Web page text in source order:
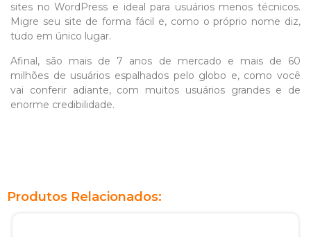
sites no WordPress e ideal para usuários menos técnicos.
Migre seu site de forma fácil e, como o próprio nome diz,
tudo em único lugar.
Afinal, são mais de 7 anos de mercado e mais de 60
milhões de usuários espalhados pelo globo e, como você
vai conferir adiante, com muitos usuários grandes e de
enorme credibilidade.
Produtos Relacionados: